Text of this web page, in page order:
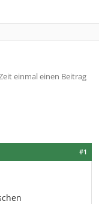
einmal einen Beitrag
#1